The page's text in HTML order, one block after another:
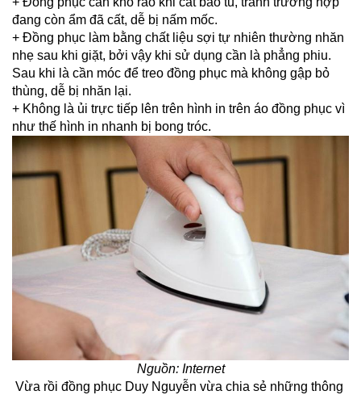
đang còn ẩm đã cất, dễ bị nấm mốc.
+ Đồng phục làm bằng chất liệu sợi tự nhiên thường nhăn
nhẹ sau khi giặt, bởi vậy khi sử dụng cần là phẳng phiu.
Sau khi là cần móc để treo đồng phục mà không gập bỏ
thùng, dễ bị nhăn lại.
+ Không là ủi trực tiếp lên trên hình in trên áo đồng phục vì
như thế hình in nhanh bị bong tróc.
Nguồn: Internet
Vừa rồi đồng phục Duy Nguyễn vừa chia sẻ những thông